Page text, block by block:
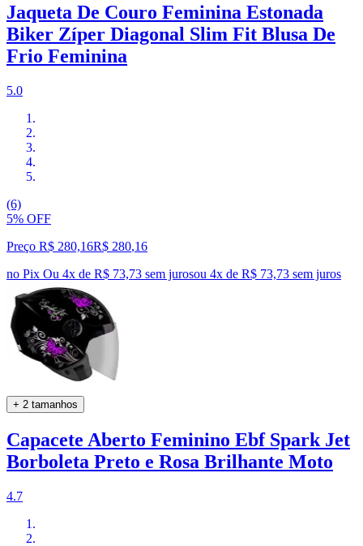
Jaqueta De Couro Feminina Estonada
Biker Zíper Diagonal Slim Fit Blusa De
Frio Feminina
5.0
(6)
5% OFF
Preço R$ 280,16R$ 280,16
no Pix Ou 4x de R$ 73,73 sem jurosou 4x de R$ 73,73 sem juros
+ 2 tamanhos
Capacete Aberto Feminino Ebf Spark Jet
Borboleta Preto e Rosa Brilhante Moto
4.7